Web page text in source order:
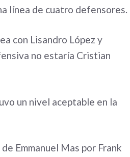
línea de cuatro defensores.
con Lisandro López y
no estaría Cristian
un nivel aceptable en la
Emmanuel Mas por Frank